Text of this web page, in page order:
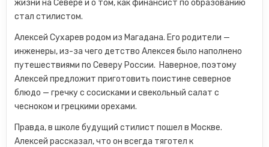
жизни на Севере и о том, как финансист по образованию
стал стилистом.
Алексей Сухарев родом из Магадана. Его родители —
инженеры, из-за чего детство Алексея было наполнено
путешествиями по Северу России. Наверное, поэтому
Алексей предложит приготовить поистине северное
блюдо — гречку с сосисками и свекольный салат с
чесноком и грецкими орехами.
Правда, в школе будущий стилист пошел в Москве.
Алексей рассказал, что он всегда тяготел к